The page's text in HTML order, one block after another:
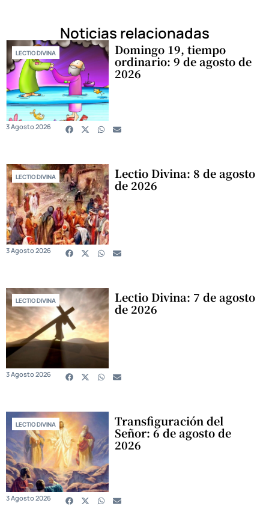
Noticias relacionadas
LECTIO DIVINA Domingo 19, tiempo
ordinario: 9 de agosto de
2026
3 Agosto 2026
LECTIO DIVINA Lectio Divina: 8 de agosto
de 2026
3 Agosto 2026
LECTIO DIVINA Lectio Divina: 7 de agosto
de 2026
3 Agosto 2026
LECTIO DIVINA Transfiguración del
Señor: 6 de agosto de
2026
3 Agosto 2026